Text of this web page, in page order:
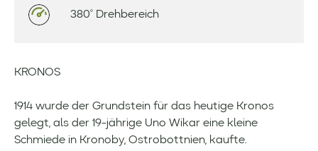
380° Drehbereich
KRONOS
1914 wurde der Grundstein für das heutige Kronos
gelegt, als der 19-jährige Uno Wikar eine kleine
Schmiede in Kronoby, Ostrobottnien, kaufte.